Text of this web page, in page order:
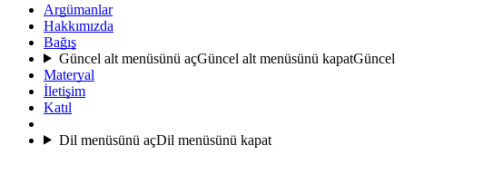
Argümanlar
Hakkımızda
Bağış
Güncel alt menüsünü açGüncel alt menüsünü kapatGüncel
Materyal
İletişim
Katıl
Dil menüsünü açDil menüsünü kapat